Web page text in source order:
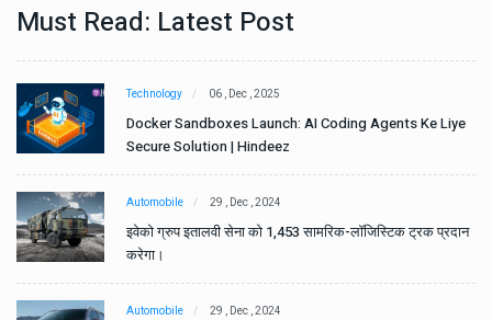
Must Read: Latest Post
Technology 06 , Dec , 2025
Docker Sandboxes Launch: AI Coding Agents Ke Liye
Secure Solution | Hindeez
Automobile 29 , Dec , 2024
इवेको ग्रुप इतालवी सेना को 1,453 सामरिक-लॉजिस्टिक ट्रक प्रदान
करेगा।
Automobile 29 , Dec , 2024